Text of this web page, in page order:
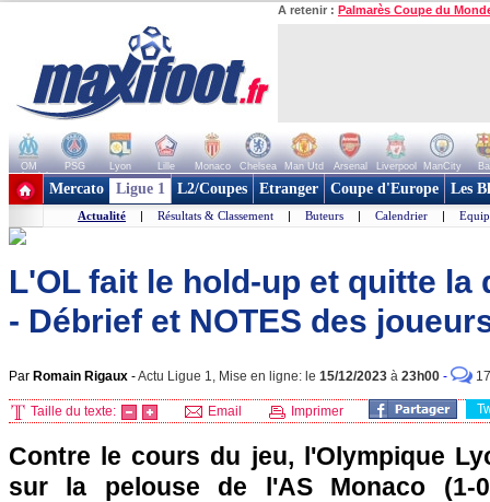
A retenir : Palmarès Coupe du
OM PSG Lyon Lille Monaco Chelsea Man Utd Arsenal Liverpool ManCity
+ de clubs
Mercato Ligue 1 L2/Coupes Etranger Coupe d'Europe Les
Actualité | Résultats & Classement | Buteurs | Calendrier |
L'OL fait le hold-up et quitte la
- Débrief et NOTES des
Par Romain Rigaux -Actu Ligue 1, Mise en ligne: le 15/12/2023 à 23h00 - 17
Taille du texte: Email Imprimer
Contre le cours du jeu, l'Olympique
sur la pelouse de l'AS Monaco (1-